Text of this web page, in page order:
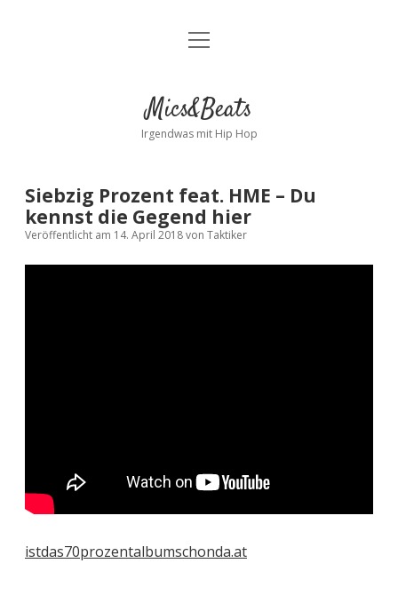
Kontakt
facebookinstagram
bandcamp
spotify
Menü
Mics&Beats
Irgendwas mit Hip Hop
Siebzig Prozent feat. HME – Du
kennst die Gegend hier
Veröffentlicht am 14. April 2018von Taktiker
istdas70prozentalbumschonda.at